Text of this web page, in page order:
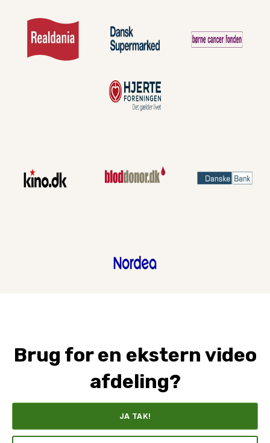
Brug for en ekstern video
afdeling?
JA TAK!